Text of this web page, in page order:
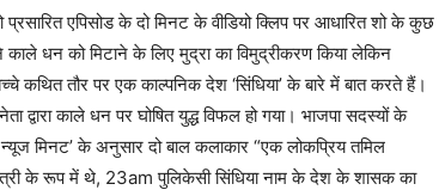
एपिसोड के दो मिनट के वीडियो क्लिप पर आधारित शो के कुछ
धन को मिटाने के लिए मुद्रा का विमुद्रीकरण किया लेकिन
तौर पर एक काल्पनिक देश ‘सिंधिया’ के बारे में बात करते हैं।
काले धन पर घोषित युद्ध विफल हो गया। भाजपा सदस्यों के
मिनट’ के अनुसार दो बाल कलाकार “एक लोकप्रिय तमिल
के रूप में थे, 23am पुलिकेसी सिंधिया नाम के देश के शासक का